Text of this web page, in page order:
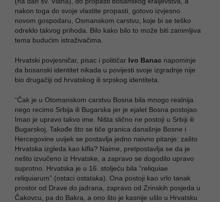
nakon toga do svoje vlastite propasti, gotovo izvjesno
novom gospodaru, Osmanskom carstvu, koje bi se teško
odreklo takvog prihoda. Bilo kako bilo to može biti zanimljiva
tema budućim istraživačima.
Hrvatski povjesničar, pisac i političar Ivo Banac napominje
da bosanski identitet nikada u povijesti svoje izgradnje nije
bio drugačiji od hrvatskog ili srpskog identiteta.
“Čak je u Otomanskom carstvu Bosna bila mnogo realnija
nego recimo Srbija ili Bugarska jer je ejalet Bosna postojao.
Imao je upravo takvo ime. Ništa slično ne postoji u Srbiji ili
Bugarskoj. Takođe što se tiče granica današnje Bosne i
Hercegovine uvijek se postavlja jedno naivno pitanje: zašto
Hrvatska izgleda kao kifla? Naime, pretpostavlja se da je
nešto izvučeno iz Hrvatske, a zapravo se dogodilo upravo
suprotno. Hrvatska je u 16. stoljeću bila “reliquiae
reliquiarum” (ostaci ostataka). Ona postoji kao vrlo tanak
prostor od Drave do jadrana, zapravo od Zrinskih posjeda u
Čakovcu, pa do Bakra, a ono što je kasnije ušlo u Hrvatsku